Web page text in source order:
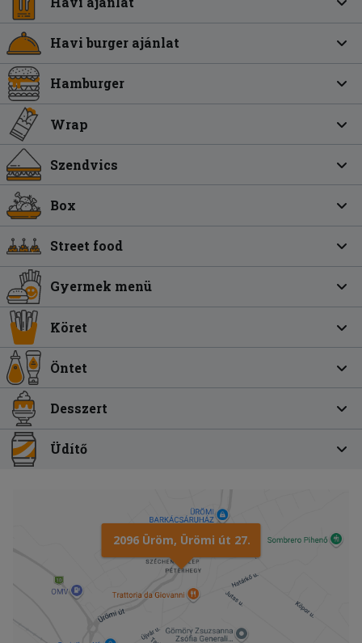
Havi burger ajánlat
Hamburger
Wrap
Szendvics
Box
Street food
Gyermek menü
Köret
Öntet
Desszert
Üdítő
2096 Üröm, Ürömi út 27.